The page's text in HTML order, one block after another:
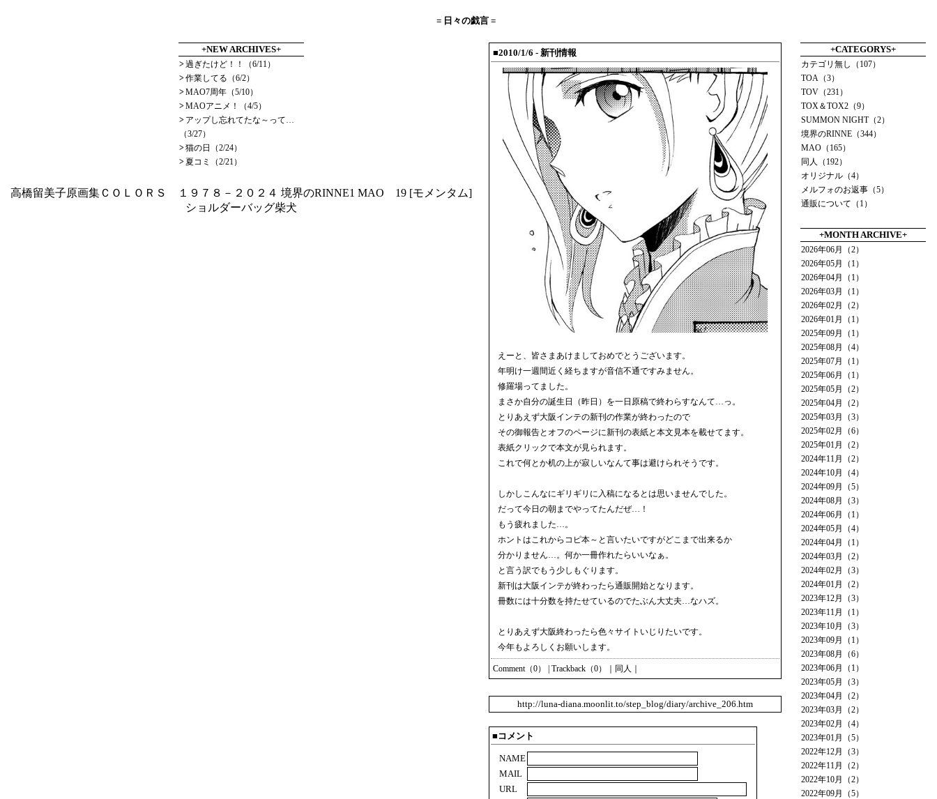
= 日々の戯言 =
+NEW ARCHIVES+
>過ぎたけど！！（6/11）
>作業してる（6/2）
>MAO7周年（5/10）
>MAOアニメ！（4/5）
> アップし忘れてたな～って…
（3/27）
>猫の日（2/24）
>夏コミ（2/21）
高橋留美子原画集ＣＯＬＯＲＳ １９７８－２０２４ 境界のRINNE1 MAO 19 [モメンタム]
ショルダーバッグ柴犬
■2010/1/6 - 新刊情報
えーと、皆さまあけましておめでとうございます。
年明け一週間近く経ちますが音信不通ですみません。
修羅場ってました。
まさか自分の誕生日（昨日）を一日原稿で終わらすなんて…っ。
とりあえず大阪インテの新刊の作業が終わったので
その御報告とオフのページに新刊の表紙と本文見本を載せてます。
表紙クリックで本文が見られます。
これで何とか机の上が寂しいなんて事は避けられそうです。
しかしこんなにギリギリに入稿になるとは思いませんでした。
だって今日の朝までやってたんだぜ…！
もう疲れました…。
ホントはこれからコピ本～と言いたいですがどこまで出来るか
分かりません…。何か一冊作れたらいいなぁ。
と言う訳でもう少しもぐります。
新刊は大阪インテが終わったら通販開始となります。
冊数には十分数を持たせているのでたぶん大丈夫…なハズ。
とりあえず大阪終わったら色々サイトいじりたいです。
今年もよろしくお願いします。
Comment（0） Trackback（0） 同人
http://luna-diana.moonlit.to/step_blog/diary/archive_206.htm
■コメント
NAME
MAIL
URL
+CATEGORYS+
カテゴリ無し（107）
TOA（3）
TOV（231）
TOX＆TOX2（9）
SUMMON NIGHT（2）
境界のRINNE（344）
MAO（165）
同人（192）
オリジナル（4）
メルフォのお返事（5）
通販について（1）
+MONTH ARCHIVE+
2026年06月（2）
2026年05月（1）
2026年04月（1）
2026年03月（1）
2026年02月（2）
2026年01月（1）
2025年09月（1）
2025年08月（4）
2025年07月（1）
2025年06月（1）
2025年05月（2）
2025年04月（2）
2025年03月（3）
2025年02月（6）
2025年01月（2）
2024年11月（2）
2024年10月（4）
2024年09月（5）
2024年08月（3）
2024年06月（1）
2024年05月（4）
2024年04月（1）
2024年03月（2）
2024年02月（3）
2024年01月（2）
2023年12月（3）
2023年11月（1）
2023年10月（3）
2023年09月（1）
2023年08月（6）
2023年06月（1）
2023年05月（3）
2023年04月（2）
2023年03月（2）
2023年02月（4）
2023年01月（5）
2022年12月（3）
2022年11月（2）
2022年10月（2）
2022年09月（5）